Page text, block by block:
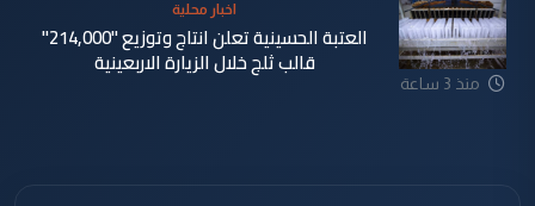
منذ 3 ساعة
اخبار محلية
العتبة الحسينية تعلن انتاج وتوزيع "214,000"
قالب ثلج خلال الزيارة الاربعينية